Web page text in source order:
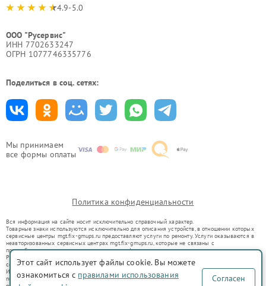
Мы принимаем
все формы оплаты
4.9-5.0
ООО "Русервис"
ИНН 7702633247
ОГРН 1077746335776
Поделиться в соц. сетях:
Политика конфиденциальности
Вся информация на сайте носит исключительно справочный характер.
Товарные знаки используются исключительно для описания устройств, в отношении которых
сервисные центры mgt.fix-gmups.ru предоставляют услуги по ремонту. Услуги оказываются в
неавторизованных сервисных центрах mgt.fix-gmups.ru, которые не связаны с
правообладателями товарных знаков или их официальными представителями.
Ремонт осуществляется для устройств, уже введенных в гражданский оборот в соответствии
со статьей 1487 ГК РФ.
Использование товарных знаков не преследует цели индивидуализации услуг или введения
потребителей в заблуждение, а служит для информирования о предоставляемых услугах по
Этот сайт использует файлы cookie. Вы можете
ознакомиться с правилами использования
Согласен